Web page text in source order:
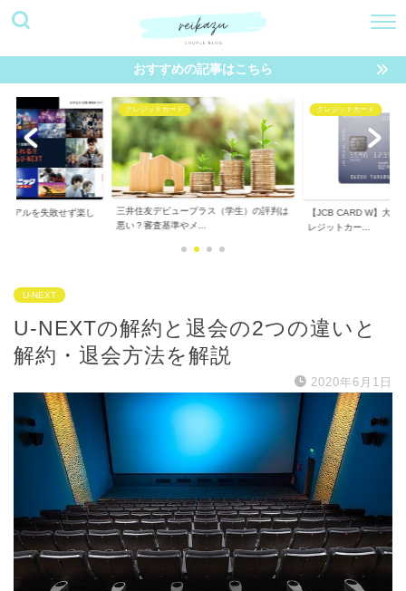
おすすめの記事はこちら
カード
ビュープラス（学生）の評判は
クレジットカード
【JCB CARD W】大学生におすすめのク
レジットカー...
動画配信サー
【2020年版】
サービス（
U-NEXT
U-NEXTの解約と退会の2つの違いと
解約・退会方法を解説
2020年6月1日